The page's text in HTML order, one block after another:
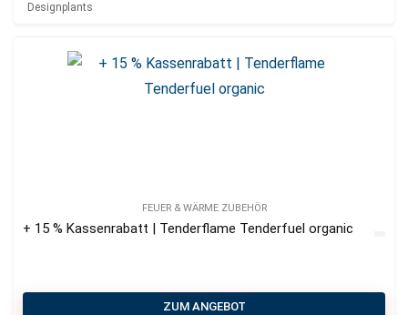
Designplants
FEUER & WÄRME ZUBEHÖR
+ 15 % Kassenrabatt | Tenderflame Tenderfuel organic
ZUM ANGEBOT